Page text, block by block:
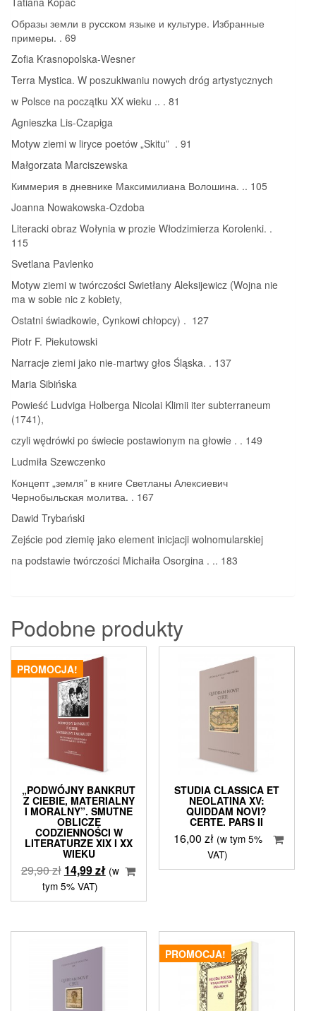
Образы земли в русском языке и культуре. Избранные
примеры. . 69
Zofia Krasnopolska-Wesner
Terra Mystica. W poszukiwaniu nowych dróg artystycznych
w Polsce na początku XX wieku .. . 81
Agnieszka Lis-Czapiga
Motyw ziemi w liryce poetów „Skitu” . 91
Małgorzata Marciszewska
Киммерия в дневнике Максимилиана Волошина. .. 105
Joanna Nowakowska-Ozdoba
Literacki obraz Wołynia w prozie Włodzimierza Korolenki. .
115
Svetlana Pavlenko
Motyw ziemi w twórczości Swietłany Aleksijewicz (Wojna nie
ma w sobie nic z kobiety,
Ostatni świadkowie, Cynkowi chłopcy) . 127
Piotr F. Piekutowski
Narracje ziemi jako nie-martwy głos Śląska. . 137
Maria Sibińska
Powieść Ludviga Holberga Nicolai Klimii iter subterraneum
(1741),
czyli wędrówki po świecie postawionym na głowie . . 149
Ludmiła Szewczenko
Концепт „земля” в книге Светланы Алексиевич
Чернобыльская молитва. . 167
Dawid Trybański
Zejście pod ziemię jako element inicjacji wolnomularskiej
na podstawie twórczości Michaiła Osorgina . .. 183
Podobne produkty
PROMOCJA!
„PODWÓJNY BANKRUT
Z CIEBIE, MATERIALNY
I MORALNY”. SMUTNE
OBLICZE
CODZIENNOŚCI W
LITERATURZE XIX I XX
WIEKU
29,90zł Pierwotna
cena
wynosiła:
14,99złAktualna
wynosi:
(w
tym 5% VAT)
STUDIA CLASSICA ET
NEOLATINA XV:
QUIDDAM NOVI?
CERTE. PARS II
16,00 zł (w tym 5%
VAT)
PROMOCJA!